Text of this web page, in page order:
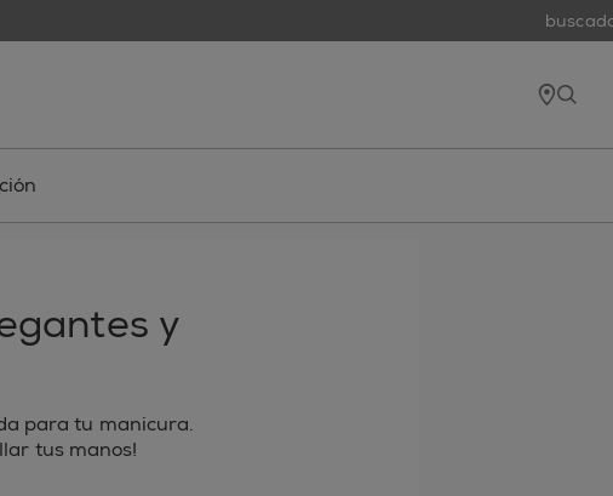
buscador
y
para tu manicura.
tus manos!